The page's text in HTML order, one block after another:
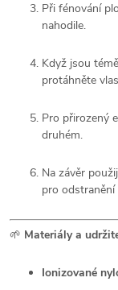
Při fénování
nahodile.
Když jsou
protáhněte
Pro přirozený
druhém.
Na závěr
pro
🌱 Materiály a
Ionizované